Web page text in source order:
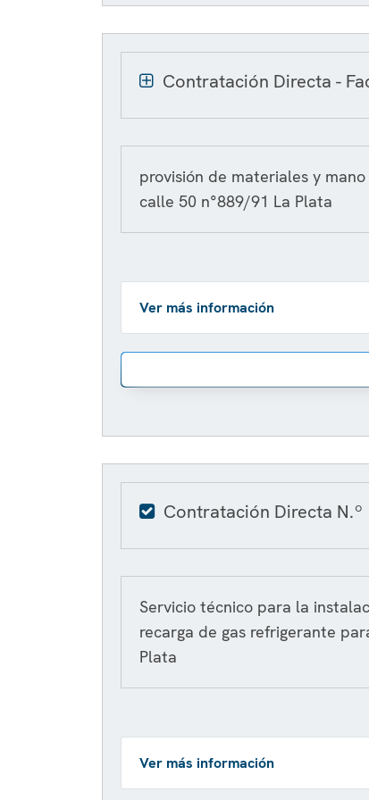
Contratación Directa -
provisión de materiales y
calle 50 n°889/91 La Plata
Ver más información
Contratación Directa N.º
Servicio técnico para la
recarga de gas refrigerante
Plata
Ver más información